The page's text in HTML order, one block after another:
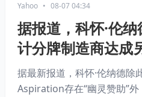
Yahoo • 08-07 04:34
据报道，科怀·伦
计分牌制造商达成
的“赞助”协议
据最新报道，科怀·伦纳德除
Aspiration存在“幽灵赞助”